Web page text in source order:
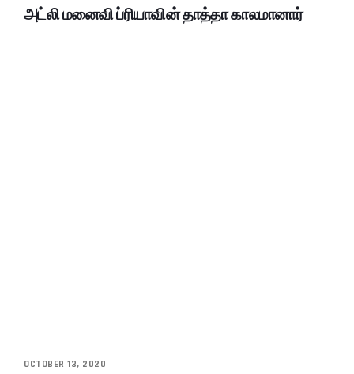
அட்லி மனைவி ப்ரியாவின் தாத்தா காலமானார்
OCTOBER 13, 2020